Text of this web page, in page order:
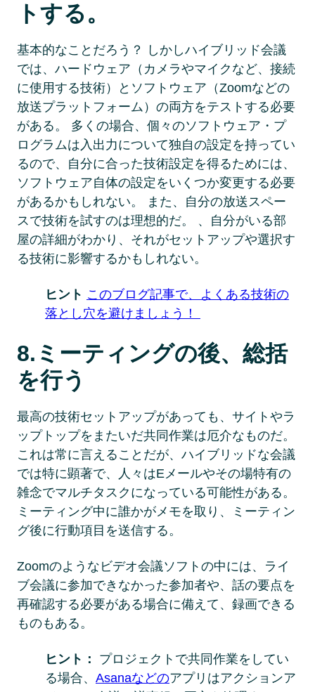
トする。
基本的なことだろう？ しかしハイブリッド会議
では、ハードウェア（カメラやマイクなど、接続
に使用する技術）とソフトウェア（Zoomなどの
放送プラットフォーム）の両方をテストする必要
がある。 多くの場合、個々のソフトウェア・プ
ログラムは入出力について独自の設定を持ってい
るので、自分に合った技術設定を得るためには、
ソフトウェア自体の設定をいくつか変更する必要
があるかもしれない。 また、自分の放送スペー
スで技術を試すのは理想的だ。 、自分がいる部
屋の詳細がわかり、それがセットアップや選択す
る技術に影響するかもしれない。
ヒント このブログ記事で、よくある技術の
落とし穴を避けましょう！
8.ミーティングの後、総括
を行う
最高の技術セットアップがあっても、サイトやラ
ップトップをまたいだ共同作業は厄介なものだ。
これは常に言えることだが、ハイブリッドな会議
では特に顕著で、人々はEメールやその場特有の
雑念でマルチタスクになっている可能性がある。
ミーティング中に誰かがメモを取り、ミーティン
グ後に行動項目を送信する。
Zoomのようなビデオ会議ソフトの中には、ライ
ブ会議に参加できなかった参加者や、話の要点を
再確認する必要がある場合に備えて、録画できる
ものもある。
ヒント： プロジェクトで共同作業をしてい
る場合、 Asanaなどのアプリはアクションア